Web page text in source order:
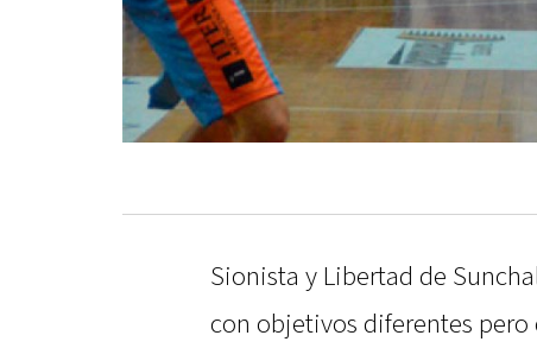
Sionista y Libertad de
con objetivos diferentes